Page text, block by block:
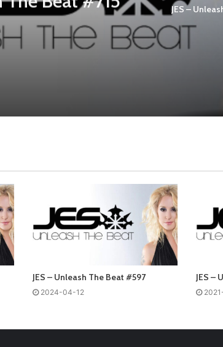
JES –
JES – Unleash The Beat #597
2024-04-12
JES –